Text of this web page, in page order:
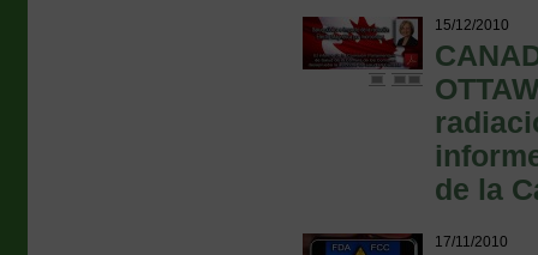
15/12/2010
de la
17/11/2010